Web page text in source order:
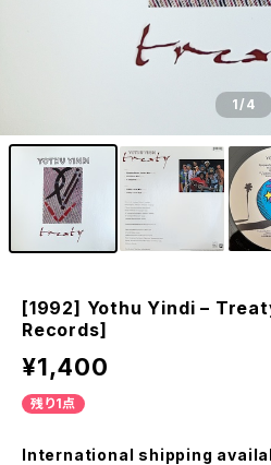
1/4
[1992] Yothu Yindi –
Records]
¥1,400
残り1点
International shipping